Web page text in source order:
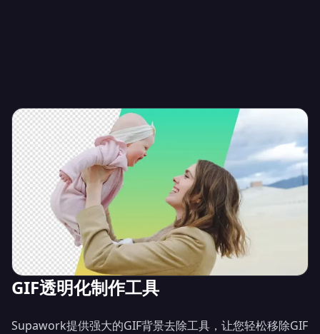
GIF透明化制作工具
Supawork提供强大的GIF背景去除工具，让您轻松移除GIF